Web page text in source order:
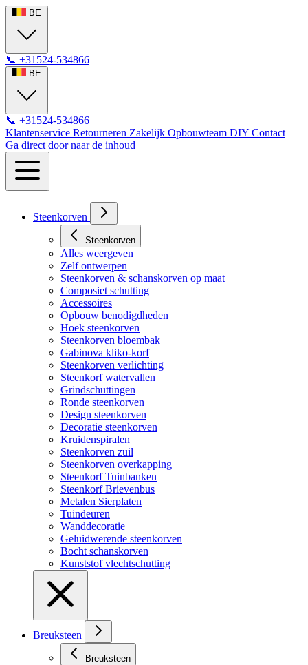
BE
📞 +31524-534866
BE
📞 +31524-534866
Klantenservice Retourneren Zakelijk Opbouwteam DIY Contact
Ga direct door naar de inhoud
Steenkorven
Steenkorven
Alles weergeven
Zelf ontwerpen
Steenkorven & schanskorven op maat
Composiet schutting
Accessoires
Opbouw benodigdheden
Hoek steenkorven
Steenkorven bloembak
Gabinova kliko-korf
Steenkorven verlichting
Steenkorf watervallen
Grindschuttingen
Ronde steenkorven
Design steenkorven
Decoratie steenkorven
Kruidenspiralen
Steenkorven zuil
Steenkorven overkapping
Steenkorf Tuinbanken
Steenkorf Brievenbus
Metalen Sierplaten
Tuindeuren
Wanddecoratie
Geluidwerende steenkorven
Bocht schanskorven
Kunststof vlechtschutting
Breuksteen
Breuksteen